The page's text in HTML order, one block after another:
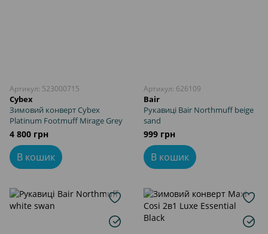
Артикул: 523000715
Cybex
Зимовий конверт Cybex
Platinum Footmuff Mirage Grey
4 800 грн
В кошик
Артикул: 626109
Bair
Рукавиці Bair Northmuff beige
sand
999 грн
В кошик